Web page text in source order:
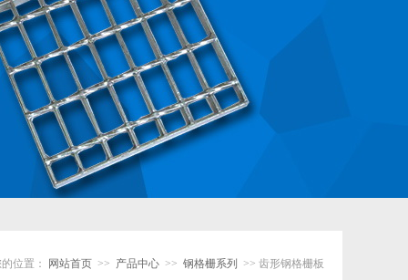
位置： 网站首页 >> 产品中心 >> 钢格栅系列 >> 齿形钢格栅板